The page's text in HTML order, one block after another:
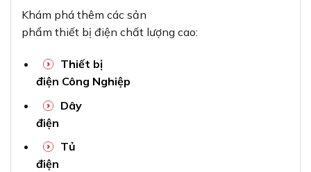
Khám phá thêm các sản
phẩm thiết bị điện chất lượng cao:
Thiết bị
điện Công Nghiệp
Dây
điện
Tủ
điện